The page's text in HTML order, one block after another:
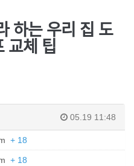
하는 우리 집 도
교체 팁
05.19 11:48
+ 18
+ 18